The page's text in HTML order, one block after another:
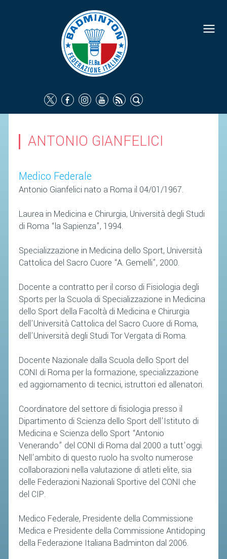
ANTONIO GIANFELICI
Medico Federale
Antonio Gianfelici nato a Roma il 04/01/1967.
Laurea in Medicina e Chirurgia, Università degli Studi
di Roma “la Sapienza”, 1994.
Specializzazione in Medicina dello Sport, Università
Cattolica del Sacro Cuore “A. Gemelli”, 2000.
Docente a contratto per il corso di Fisiologia degli
Sports per la Scuola di Specializzazione in Medicina
dello Sport della Facoltà di Medicina e Chirurgia
dell’Università Cattolica del Sacro Cuore di Roma,
dell’Università degli Studi Tor Vergata di Roma.
Docente Nazionale dalla Scuola dello Sport del
CONI di Roma per la formazione, specializzazione
ed aggiornamento di tecnici, istruttori ed allenatori.
Coordinatore del settore di fisiologia presso il
Dipartimento di Scienza dello Sport dell’Istituto di
Medicina e Scienza dello Sport “Antonio
Venerando” del CONI di Roma dal 2000 a tutt’oggi.
Nell’ambito di questo ruolo ha svolto numerose
collaborazioni nella valutazione di atleti elite, sia
delle Federazioni Nazionali Sportive del CONI che
del CIP.
Medico Federale, Presidente della Commissione
Medica e Presidente della Commissione Antidoping
della Federazione Italiana Badminton dal 2006.
FEDERAZIONE
IDENTITÀ
COMMISSIONI FEDERALI
ORGANI TERRITORIALI
TUTELA DELLA SALUTE -
COMUNICAZIONE E MARKETING
SEGRETERIA FEDERALE
CONTATTI
AVVISI E BANDI
CIRCOLARI
RESPONSABILITÀ SOCIALE
SAFEGUARDING
RICHIESTA PATROCINIO
GIUSTIZIA FEDERALE
REGOLAMENTI
PROVVEDIMENTI
ORGANI DI GIUSTIZIA FEDERALE
MAGLIA AZZURRA
STAFF TECNICO
ATLETI D'INTERESSE NAZIONALE
SCHEDE ATLETI
VOLA CON NOI